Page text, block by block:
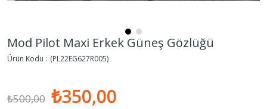
Mod Pilot Maxi Erkek Güneş Gözlüğü
(PL22EG627R005)
₺500,00 ₺350,00